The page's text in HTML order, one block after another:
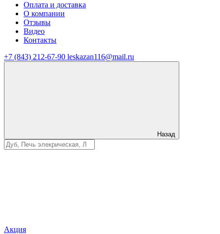
Оплата и доставка
О компании
Отзывы
Видео
Контакты
+7 (843) 212-67-90 leskazan116@mail.ru
Назад
Акция